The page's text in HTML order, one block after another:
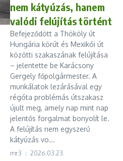
nem kátyúzás, hanem
valódi felújítás történt
Befejeződött a Thököly út
Hungária körút és Mexikói út
közötti szakaszának felújítása
– jelentette be Karácsony
Gergely főpolgármester. A
munkálatok lezárásával egy
régóta problémás útszakasz
újult meg, amely nap mint nap
jelentős forgalmat bonyolít le.
A felújítás nem egyszerű
kátyúzás vo...
mr3 2026.03.23.